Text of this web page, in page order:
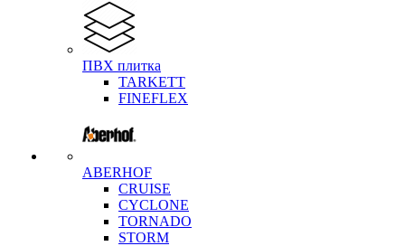
ПВХ плитка
TARKETT
FINEFLEX
ABERHOF
CRUISE
CYCLONE
TORNADO
STORM